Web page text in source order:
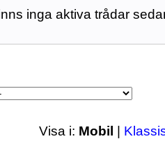
inga aktiva trådar
Visa i: Mobil |